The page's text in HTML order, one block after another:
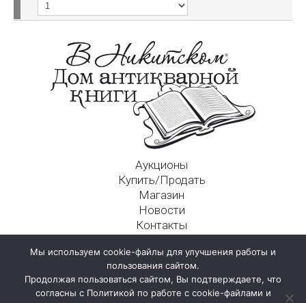
Аукционы
Купить/Продать
Магазин
Новости
Контакты
125009, г. Москва, Никитский пер., д. 4а, стр. 1
Мы используем cookie-файлы для улучшения работы и
пользования сайтом.
Продолжая пользоваться сайтом, Вы подтверждаете, что
согласны с Политикой по работе с cookie-файлами и